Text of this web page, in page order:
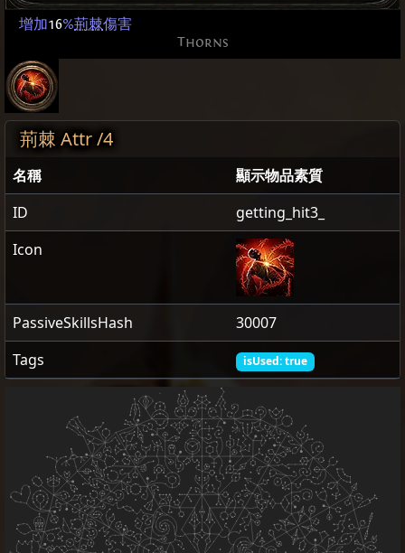
增加16%荊棘傷害
Thorns
荊棘 Attr /4
名稱
顯示物品素質
ID
getting_hit3_
Icon
PassiveSkillsHash
30007
Tags
isUsed: true